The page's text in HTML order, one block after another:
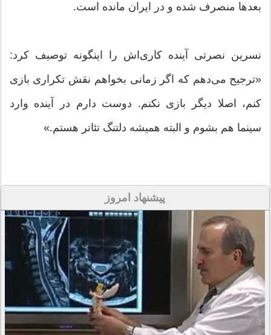
بعد‌ها منصرف شده و در ایران مانده است.
نسرین نصرتی آینده کاری‌اش را اینگونه توصیف کرد:
«ترجیح می‌دهم که اگر زمانی بخواهم نقش تکراری بازی
کنم، اصلا دیگر بازی نکنم. دوست دارم در آینده وارد
سینما هم بشوم و البته همیشه دلتنگ تئاتر هستم.»
پیشنهاد امروز